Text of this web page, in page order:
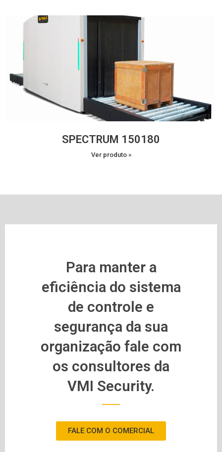
SPECTRUM 150180
Ver produto »
Para manter a
eficiência do sistema
de controle e
segurança da sua
organização fale com
os consultores da
VMI Security.
FALE COM O COMERCIAL